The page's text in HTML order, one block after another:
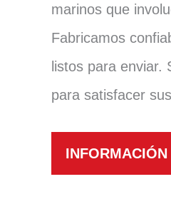
marinos que
Fabricamos
listos para
para satisfacer